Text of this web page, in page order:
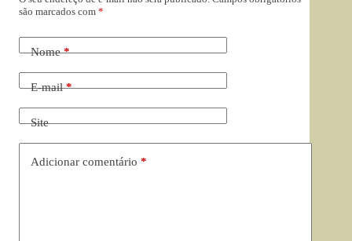
são marcados com *
Nome*
E-mail*
Site
Adicionar comentário *